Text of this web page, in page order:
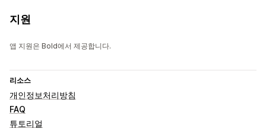
지원
앱 지원은 Bold에서 제공합니다.
리소스
개인정보처리방침
FAQ
튜토리얼